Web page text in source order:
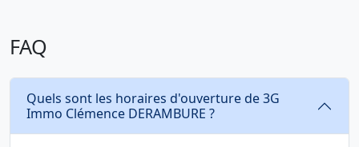
FAQ
Quels sont les horaires d'ouverture de 3G
Immo Clémence DERAMBURE ?